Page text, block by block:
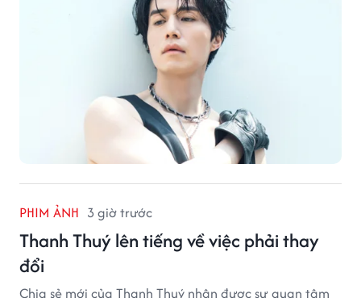
PHIM ẢNH 3 giờ trước
Thanh Thuý lên tiếng về việc phải thay
đổi
Chia sẻ mới của Thanh Thuý nhận được sự quan tâm